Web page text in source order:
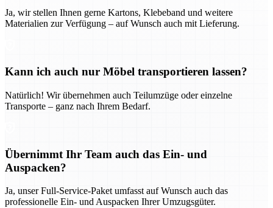
Ja, wir stellen Ihnen gerne Kartons, Klebeband und weitere
Materialien zur Verfügung – auf Wunsch auch mit Lieferung.
Kann ich auch nur Möbel transportieren lassen?
Natürlich! Wir übernehmen auch Teilumzüge oder einzelne
Transporte – ganz nach Ihrem Bedarf.
Übernimmt Ihr Team auch das Ein- und
Auspacken?
Ja, unser Full-Service-Paket umfasst auf Wunsch auch das
professionelle Ein- und Auspacken Ihrer Umzugsgüter.